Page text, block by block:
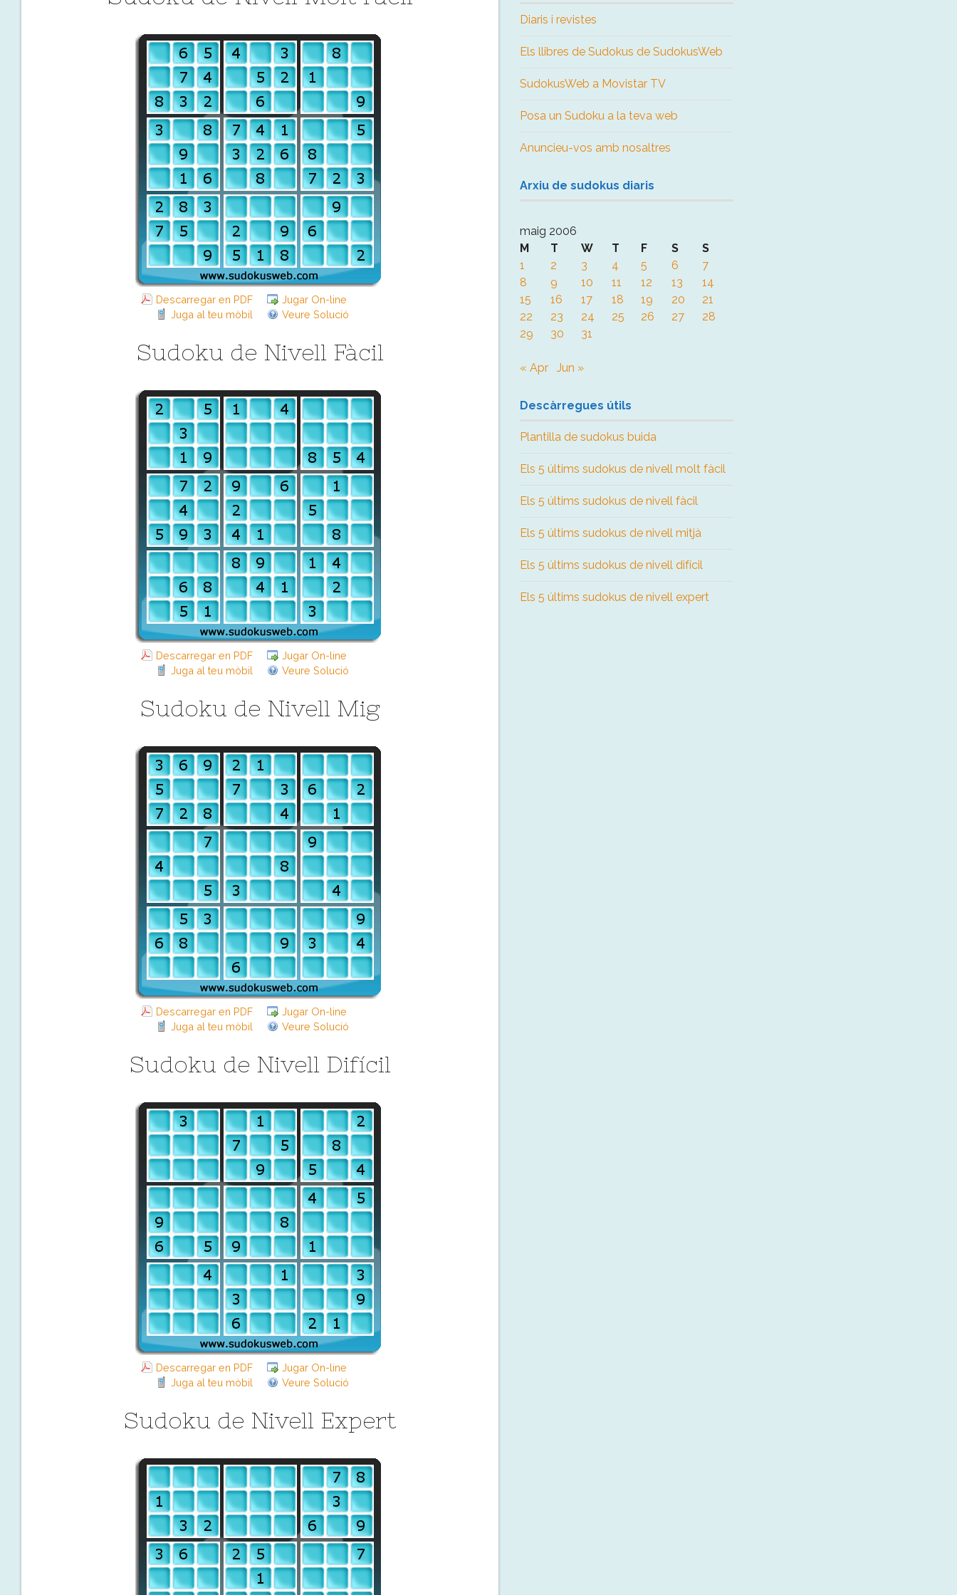
Descarregar en PDF
Jugar On-line
Juga al teu mòbil
Veure Solució
Sudoku de Nivell Fàcil
Descarregar en PDF
Jugar On-line
Juga al teu mòbil
Veure Solució
Sudoku de Nivell Mig
Descarregar en PDF
Jugar On-line
Juga al teu mòbil
Veure Solució
Sudoku de Nivell Difícil
Descarregar en PDF
Jugar On-line
Juga al teu mòbil
Veure Solució
Sudoku de Nivell Expert
Diaris i revistes
Els llibres de Sudokus de SudokusWeb
SudokusWeb a Movistar TV
Posa un Sudoku a la teva web
Anuncieu-vos amb nosaltres
Arxiu de sudokus diaris
maig 2006
M
T W T F S
S
1
2 3 4 5 6
7
8
9 10 11 12 13
14
15
16 17 18 19 20
21
22
23 24 25 26 27
28
29
30 31
« Apr Jun »
Descàrregues útils
Plantilla de sudokus buida
Els 5 últims sudokus de nivell molt fàcil
Els 5 últims sudokus de nivell fàcil
Els 5 últims sudokus de nivell mitjà
Els 5 últims sudokus de nivell difícil
Els 5 últims sudokus de nivell expert